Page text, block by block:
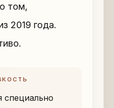
том,
2019 года.
специально